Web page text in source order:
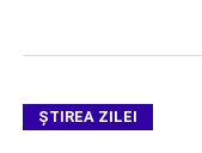
ŞTIREA ZILEI